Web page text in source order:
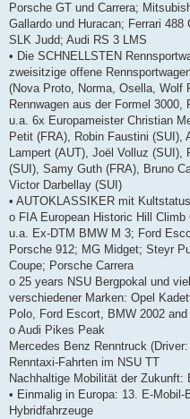
Porsche GT und Carrera;
Gallardo und Huracan; Ferrari
SLK Judd; Audi RS 3 LMS
• Die SCHNELLSTEN
zweisitzige offene
(Nova Proto, Norma, Osella, Wolf
Rennwagen aus der Formel
u.a. 6x Europameister Christian
Petit (FRA), Robin Faustini (SUI),
Lampert (AUT), Joël Volluz
(SUI), Samy Guth (FRA), Bruno
Victor Darbellay (SUI)
• AUTOKLASSIKER mit Kultstatus
o FIA European Historic Hill Climb
u.a. Ex-DTM BMW M 3; Ford
Porsche 912; MG Midget; Steyr
Coupe; Porsche Carrera
o 25 years NSU Bergpokal und
verschiedener Marken: Opel
Polo, Ford Escort, BMW 2002
o Audi Pikes Peak
Mercedes Benz Renntruck
Renntaxi-Fahrten im NSU TT
Nachhaltige Mobilität der Zukunft:
• Einmalig in Europa: 13. E-Mobil-
Hybridfahrzeuge